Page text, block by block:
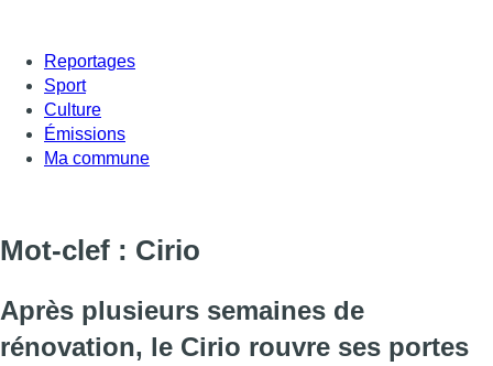
Reportages
Sport
Culture
Émissions
Ma commune
Mot-clef : Cirio
Après plusieurs semaines de
rénovation, le Cirio rouvre ses portes